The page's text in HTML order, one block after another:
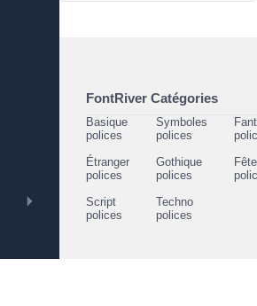
FontRiver Catégories
Basique
polices
Symboles
polices
Étranger
polices
Gothique
polices
Script
polices
Techno
polices